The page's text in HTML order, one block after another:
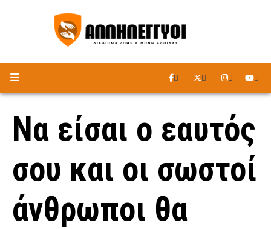
ΑΚΟΥΣΤΕ ΤΟ ΡΑΔΙΟΦΩΝΟ
Να είσαι ο εαυτός
σου και οι σωστοί
άνθρωποι θα